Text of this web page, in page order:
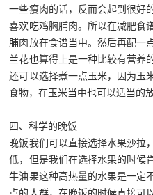
一些瘦肉的话，反而会起到很好
喜欢吃鸡胸脯肉。所以在减肥食
脯肉放在食谱当中。然后再配一
兰花也算得上是一种比较有营养
还可以选择煮一点玉米，因为玉
食物，在玉米当中也可以适当的
四、科学的晚饭
晚饭我们可以直接选择水果沙拉
低，但是我们在选择水果的时候
牛油果这种高热量的水果是一定